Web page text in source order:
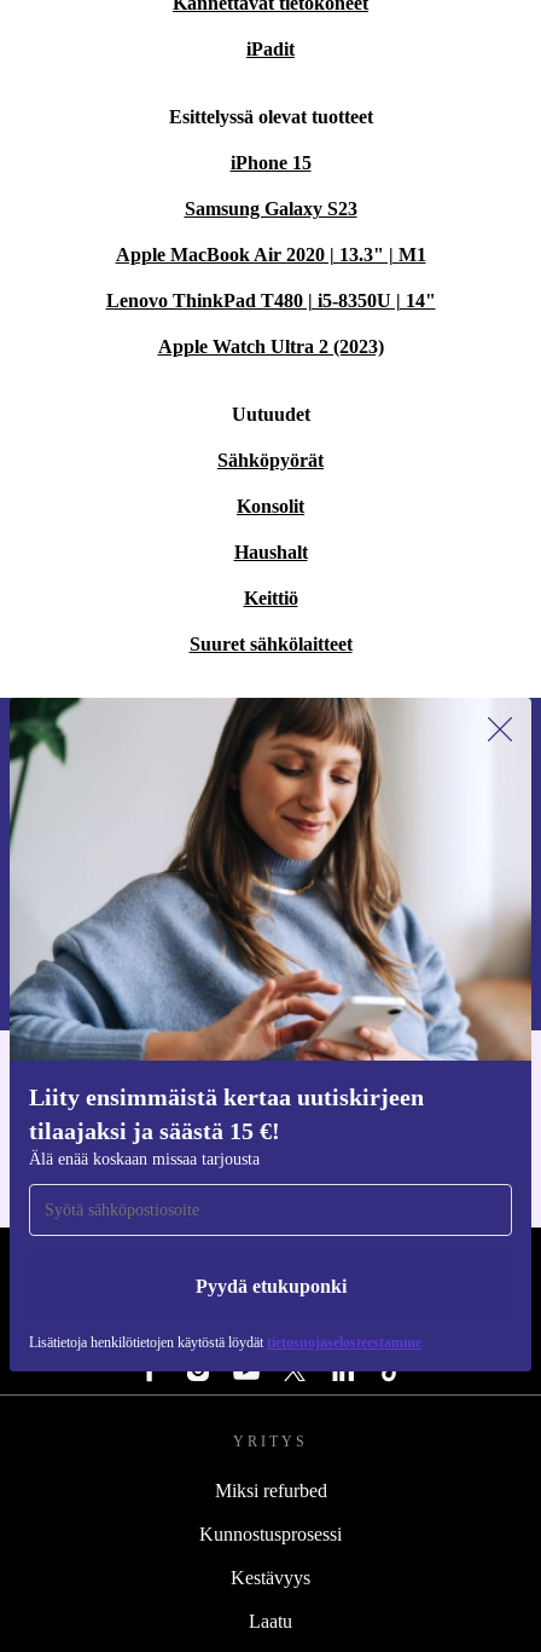
iPadit
Esittelyssä olevat tuotteet
iPhone 15
Samsung Galaxy S23
Apple MacBook Air 2020 | 13.3" | M1
Lenovo ThinkPad T480 | i5-8350U | 14"
Apple Watch Ultra 2 (2023)
Uutuudet
Sähköpyörät
Konsolit
Haushalt
Keittiö
Suuret sähkölaitteet
Liity ensimmäistä kertaa uutiskirjeen
tilaajaksi ja säästä 15 €!
Älä enää koskaan missaa tarjousta
Pyydä etukuponki
Lisätietoja henkilötietojen käytöstä löydät tietosuojaselosteestamme
Liity ensimmäistä kertaa uutiskirjeen
tilaajaksi ja säästä 15 €!
Älä missaa enää yhtäkään tarjousta.
Pyydä etukuponki
Lisätietoja henkilötietojen käytöstä löydättietosuojaselosteestamme.
iOS:lle ja Androidille
YRITYS
Miksi refurbed
Kunnostusprosessi
Kestävyys
Laatu